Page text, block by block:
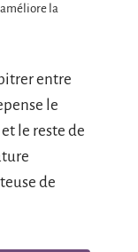
la
entre
le
le reste de
de